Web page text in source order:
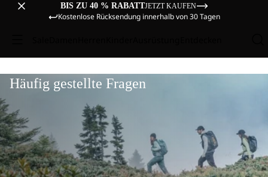
BIS ZU 40 % RABATTJETZT KAUFEN
Kostenlose Rücksendung innerhalb von 30 Tagen
Häufig gestellte Fragen